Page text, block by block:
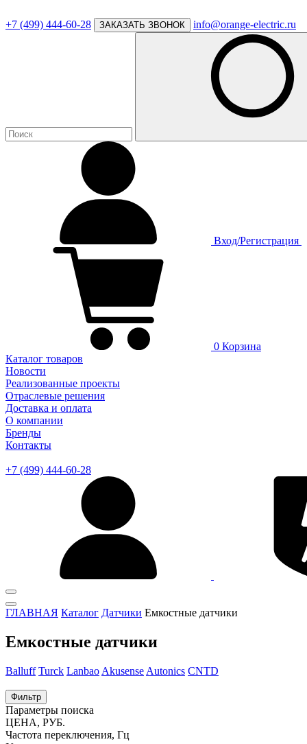
+7 (499) 444-60-28 ЗАКАЗАТЬ ЗВОНОК info@orange-electric.ru
Вход/Регистрация
0 Корзина
Каталог товаров
Новости
Реализованные проекты
Отраслевые решения
Доставка и оплата
О компании
Бренды
Контакты
+7 (499) 444-60-28
ГЛАВНАЯ Каталог Датчики Емкостные датчики
Емкостные датчики
Balluff Turck Lanbao Akusense Autonics CNTD
Фильтр
Параметры поиска
ЦЕНА, РУБ.
Частота переключения, Гц